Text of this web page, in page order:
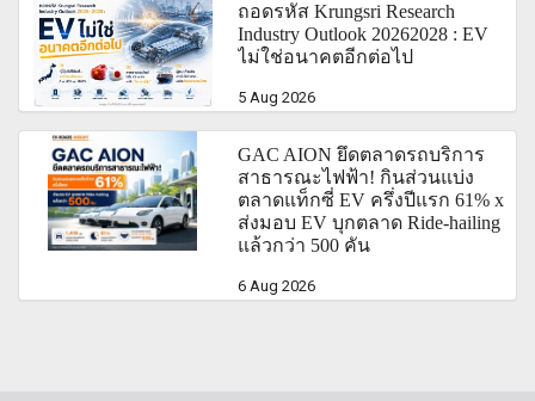
ถอดรหัส Krungsri Research
Industry Outlook 20262028 : EV
ไม่ใช่อนาคตอีกต่อไป
5 Aug 2026
GAC AION ยึดตลาดรถบริการ
สาธารณะไฟฟ้า! กินส่วนแบ่ง
ตลาดแท็กซี่ EV ครึ่งปีแรก 61% x
ส่งมอบ EV บุกตลาด Ride-hailing
แล้วกว่า 500 คัน
6 Aug 2026